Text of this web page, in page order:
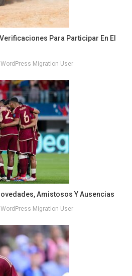
Para Participar En El
Migration User
Amistosos Y Ausencias
Migration User